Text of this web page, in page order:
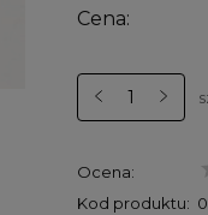
Cena:
Ocena:
Kod produktu: